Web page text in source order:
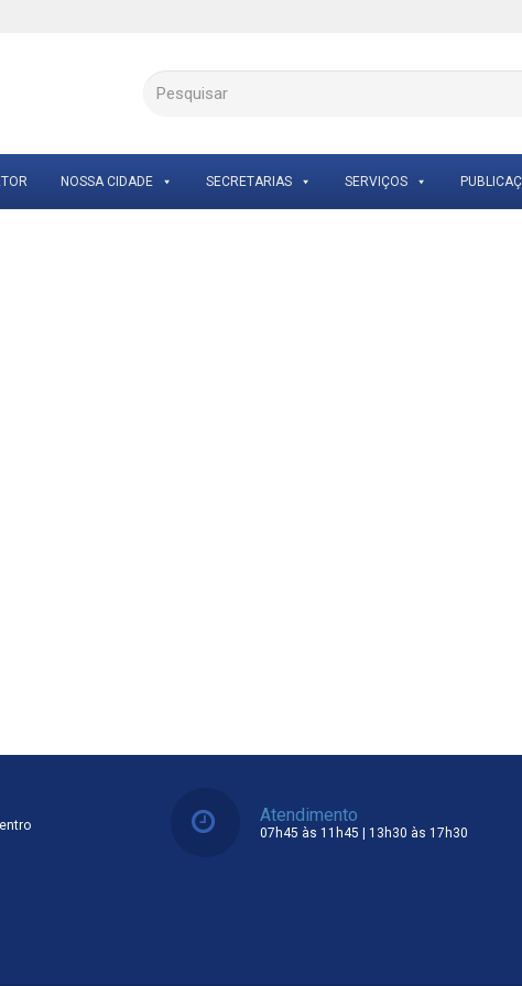
NOSSA CIDADE SECRETARIAS SERVIÇOS
Atendimento
07h45 às 11h45 | 13h30 às 17h30